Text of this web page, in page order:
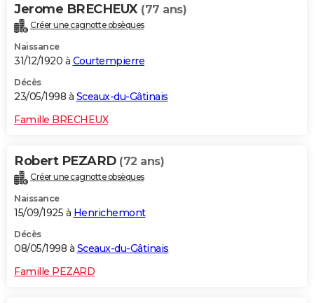
Jerome BRECHEUX (77 ans)
Créer une cagnotte obsèques
Naissance
31/12/1920 à Courtempierre
Décès
23/05/1998 à Sceaux-du-Gâtinais
Famille BRECHEUX
Robert PEZARD (72 ans)
Créer une cagnotte obsèques
Naissance
15/09/1925 à Henrichemont
Décès
08/05/1998 à Sceaux-du-Gâtinais
Famille PEZARD